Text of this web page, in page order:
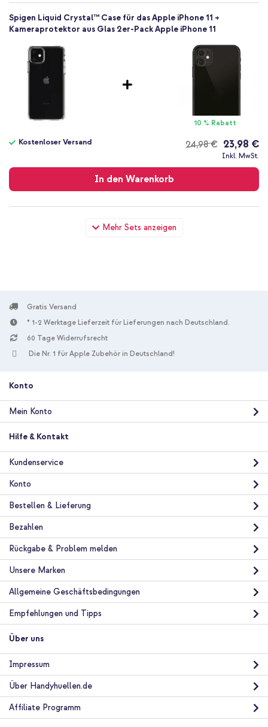
Mehr Sets anzeigen
Spigen Liquid Crystal™ Case für das Apple iPhone 11 +
Kameraprotektor aus Glas 2er-Pack Apple iPhone 11
10 % Rabatt
24,98 €
Kostenloser Versand 23,98 €
Inkl. MwSt.
In den Warenkorb
Versand
Spigen Liquid Crystal™ Case für das Apple iPhone 11 +
Wandladegerät - Ladegerät - USB-C- und USB-Anschluss -
Kostenloser Versand
Versand
Spigen Liquid Crystal™ Case für das Apple iPhone 11 + USB-C zu
29,99 €
Kostenloser Versand 28,49 €
Inkl. MwSt.
In den Warenkorb
Kostenloser
Versand
Gratis Versand
* 1-2 Werktage Lieferzeit für Lieferungen nach Deutschland.
60 Tage Widerrufsrecht
Die Nr. 1 für Apple Zubehör in Deutschland!
Konto
Mein Konto
Hilfe & Kontakt
Kundenservice
Konto
Bestellen & Lieferung
Bezahlen
Rückgabe & Problem melden
Unsere Marken
Allgemeine Geschäftsbedingungen
Empfehlungen und Tipps
Über uns
Impressum
Über Handyhuellen.de
Affiliate Programm